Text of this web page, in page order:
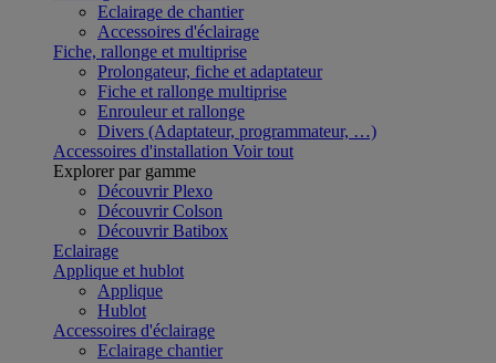
Eclairage de chantier
Accessoires d'éclairage
Fiche, rallonge et multiprise
Prolongateur, fiche et adaptateur
Fiche et rallonge multiprise
Enrouleur et rallonge
Divers (Adaptateur, programmateur, …)
Accessoires d'installation Voir tout
Explorer par gamme
Découvrir Plexo
Découvrir Colson
Découvrir Batibox
Eclairage
Applique et hublot
Applique
Hublot
Accessoires d'éclairage
Eclairage chantier